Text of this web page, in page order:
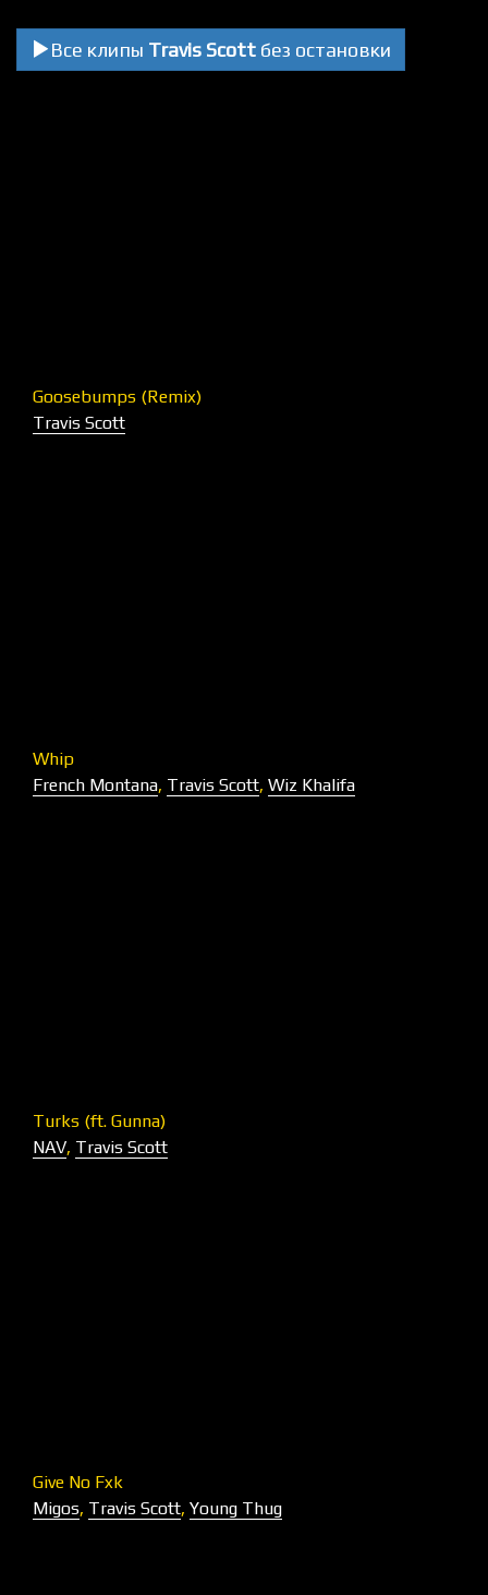
Все клипы Travis Scott без остановки
Goosebumps (Remix)
Travis Scott
Whip
French Montana, Travis Scott, Wiz Khalifa
Turks (ft. Gunna)
NAV, Travis Scott
Give No Fxk
Migos, Travis Scott, Young Thug